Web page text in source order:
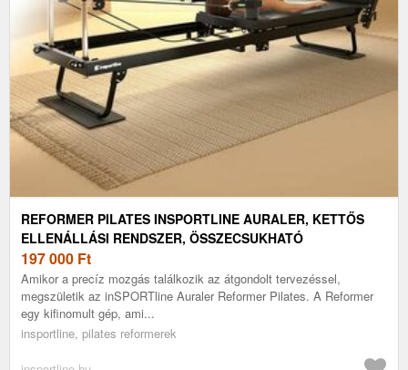
REFORMER PILATES INSPORTLINE AURALER, KETTŐS
ELLENÁLLÁSI RENDSZER, ÖSSZECSUKHATÓ
ACÉLSZERKEZET, GÖRGŐK A KÖNNYŰ KEZELÉSHEZ
197 000 Ft
Amikor a precíz mozgás találkozik az átgondolt tervezéssel,
megszületik az inSPORTline Auraler Reformer Pilates. A Reformer
egy kifinomult gép, ami...
insportline, pilates reformerek